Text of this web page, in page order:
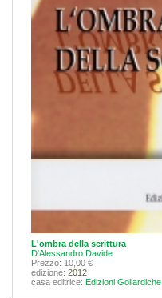
L'ombra della scrittura
D'Alessandro Davide
Prezzo: 10,00 €
edizione: 2012
casa editrice: Edizioni Goliardiche